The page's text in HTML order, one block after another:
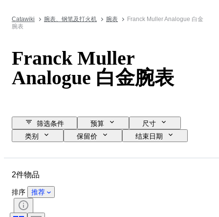
Catawiki 腕表、钢笔及打火机 腕表
Franck Muller Analogue 白金
腕表
Franck Muller
Analogue 白金腕表
筛选条件 预算
尺寸
类别
保留价
结束日期
时期
表带长度
表壳直径
2件物品
排序 推荐